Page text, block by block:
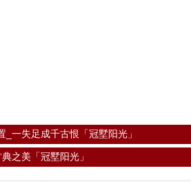
_一失足成千古恨「冠墅阳光」
之美「冠墅阳光」